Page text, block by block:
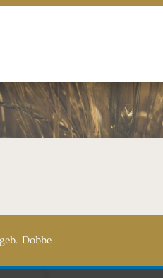
Dobbe